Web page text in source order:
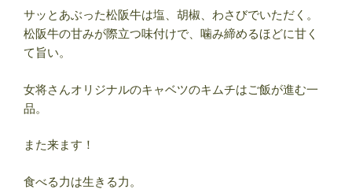
サッとあぶった松阪牛は塩、胡椒、わさびでいただく。
松阪牛の甘みが際立つ味付けで、噛み締めるほどに甘く
て旨い。
女将さんオリジナルのキャベツのキムチはご飯が進む一
品。
また来ます！
食べる力は生きる力。